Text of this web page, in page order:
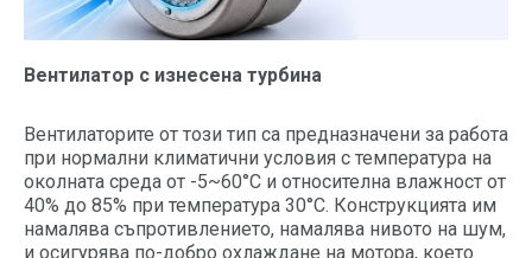
Вентилатор с изнесена турбина
Вентилаторите от този тип са предназначени за работа
при нормални климатични условия с температура на
околната среда от -5~60°C и относителна влажност от
40% до 85% при температура 30°C. Конструкцията им
намалява съпротивлението, намалява нивото на шум,
и осигурява по-добро охлаждане на мотора, което